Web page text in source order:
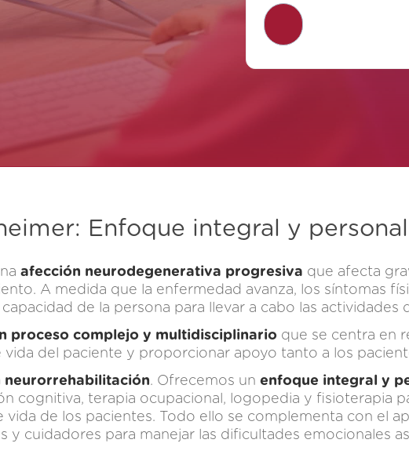
Enfoque integral y
afección neurodegenerativa progresiva que afecta
A medida que la enfermedad avanza, los síntomas
de la persona para llevar a cabo las actividades
proceso complejo y multidisciplinario que se centra en
del paciente y proporcionar apoyo tanto a los
neurorrehabilitación. Ofrecemos un enfoque integral y
cognitiva, terapia ocupacional, logopedia y fisioterapia
vida de los pacientes. Todo ello se complementa con el
y cuidadores para manejar las dificultades emocionales